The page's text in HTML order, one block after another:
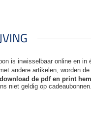
is inwisselbaar online en
andere artikelen, worden
de pdf en print
niet geldig op cadeaubonnen.